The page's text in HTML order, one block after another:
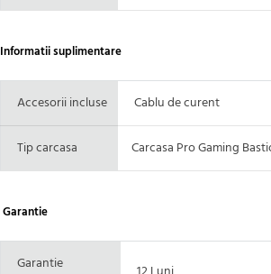
Informatii suplimentare
Accesorii incluse Cablu de curent
Tip carcasa Carcasa Pro Gaming
Garantie
Garantie